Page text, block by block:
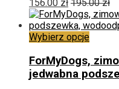
można
wybrać
na
stronie
156.00 zł 195.00zł
Wybierz opcjeTen
ma
wiele
ForMyDogs,
jedwabna